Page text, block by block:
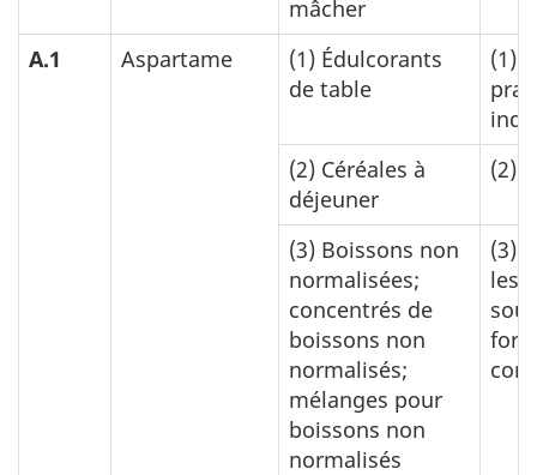
mâcher
A.1
Aspartame (1) Édulcorants
de table
(1)
(2) Céréales à
déjeuner
(2)
(3) Boissons non
normalisées;
concentrés de
boissons non
normalisés;
mélanges pour
boissons non
normalisés
(3)
les